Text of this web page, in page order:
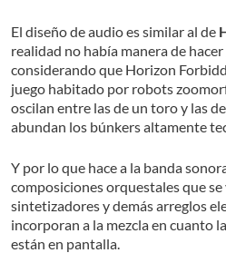
El diseño de audio es similar al de
realidad no había manera de
considerando que Horizon
juego habitado por robots
oscilan entre las de un toro y las
abundan los búnkers altamente
Y por lo que hace a la banda
composiciones orquestales que
sintetizadores y demás arreglos
incorporan a la mezcla en cuanto
están en pantalla.